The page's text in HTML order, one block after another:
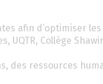
afin d’optimiser
UQTR, Collège
des ressources